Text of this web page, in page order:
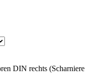
DIN rechts (Scharniere